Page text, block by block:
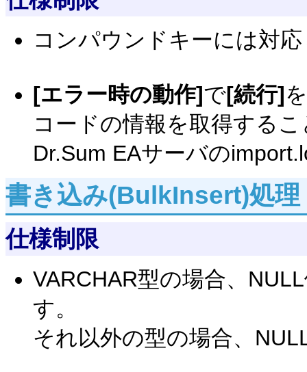
コンパウンドキーには対
[エラー時の動作]で[続行]
コードの情報を取得する
Dr.Sum EAサーバの
書き込み(BulkInsert)処理
仕様制限
VARCHAR型の場合、
す。
それ以外の型の場合、